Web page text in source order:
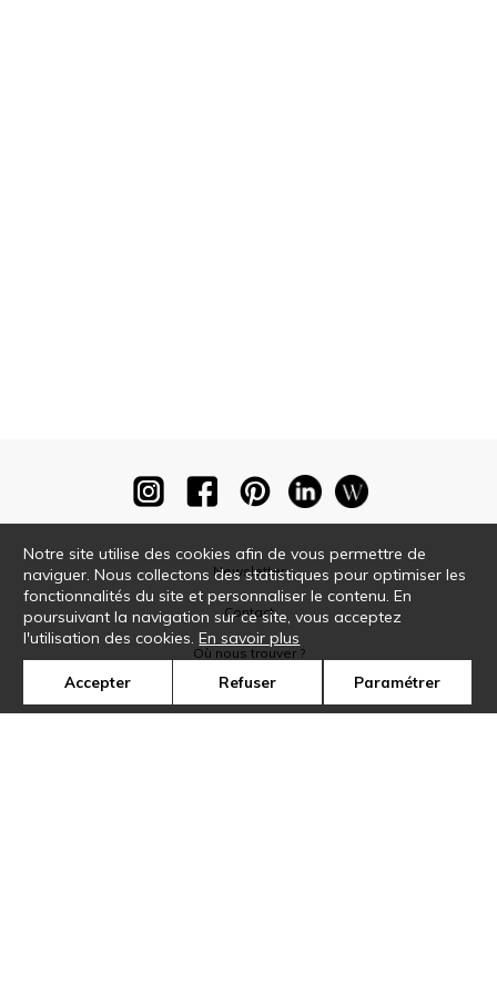
Newsletter
Contact
Où nous trouver ?
Notre site utilise des cookies afin de vous permettre de
naviguer. Nous collectons des statistiques pour optimiser les
fonctionnalités du site et personnaliser le contenu. En
poursuivant la navigation sur ce site, vous acceptez
l'utilisation des cookies.En savoir plus
Accepter Refuser Paramétrer